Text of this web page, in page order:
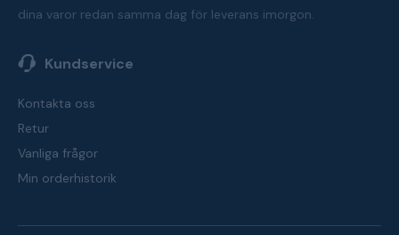
dina varor redan samma dag för leverans imorgon.
Kundservice
Kontakta oss
Retur
Vanliga frågor
Min orderhistorik